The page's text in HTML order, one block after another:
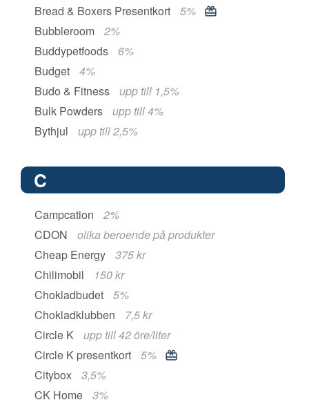
Bread & Boxers Presentkort
5%
Bubbleroom
2%
Buddypetfoods
6%
Budget
4%
Budo & Fitness
upp till 1,5%
Bulk Powders
upp till 4%
Bythjul
upp till 2,5%
C
Campcation
2%
CDON
olika beroende på produkter
Cheap Energy
375 kr
Chilimobil
150 kr
Chokladbudet
5%
Chokladklubben
7,5 kr
Circle K
upp till 42 öre/liter
Circle K presentkort
5%
Citybox
3,5%
CK Home
3%